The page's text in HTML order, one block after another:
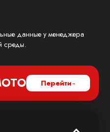
данные у менеджера
среды.
Перейти